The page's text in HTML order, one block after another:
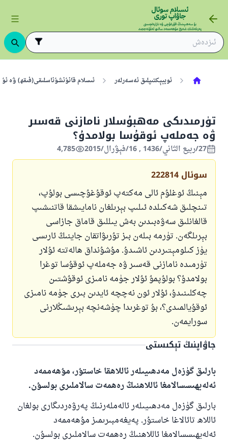
ئوبيېكتىپلىق ئەسەرلەر ئىسلام قانۇنشۇناسلىقى(فىقھ) ۋە
تۈرمىدىكى مەھبۇسلار نامازنى قەسىر
ۋە جەملەپ ئوقۇسا بولامدۇ؟
27/ربيع الثاني/1436 , 16/فېۋرال/2015 4,785
سوئال 222814
مېنىڭ ئوغلۇم ئالى مەكتەپ ئوقۇغۇچىسى بولۇپ،
تىنچلىق شەكىلدە ئىلىپ بېرىلغان نامايىشقا قاتنىشىپ
قالغانلىق سەۋەبىدىن بەش يىللىق قاماق جازاسى
بېرىلگەن. تۈرمە بىلەن بىز تۇرىۋاتقان جاينىڭ ئارىسى
يۈز كىلومېتىردىن ئاشىدۇ. مۇشۇنداق ھالەتتە ئۇلار
تۈرمىدە نامازنى قەسىر ۋە جەملەپ ئوقۇسا توغرا
بولامدۇ؟ بولۇپمۇ ئۇلار جۈمە نامىزى ئوقۇشتىن
چەكلىنىدۇ، ئۇلار ئون نەچچە ئايدىن بىرى جۈمە نامىزى
ئوقۇيالمىدى؟، بۇ توغرىدا چۈشەنچە بېرىشىڭلارنى
سورايمەن.
جاۋاپنىڭ تېكىستى
بارلىق گۈزەل مەدھىيىلەر ئاللاھقا خاستۇر، مۇھەممەد
ئەلەيھىسسالامغا ئاللاھنىڭ رەھمەت سالاملىرى بولسۇن.
بارلىق گۈزەل مەدھىيىلەر ئالەملەرنىڭ پەرۋەردىگارى بولغان
ئاللاھ تائالاغا خاستۇر. پەيغەمبىرىمىز مۇھەممەد
ئەلەيھىسسالامغا ئاللاھنىڭ رەھمەت سالاملىرى بولسۇن.